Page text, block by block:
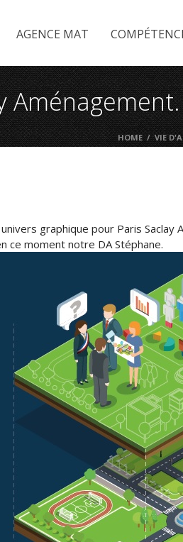
AGENCE MAT
Aménagement.
HOME / VIE
graphique pour Paris
ce moment notre DA Stéphane.